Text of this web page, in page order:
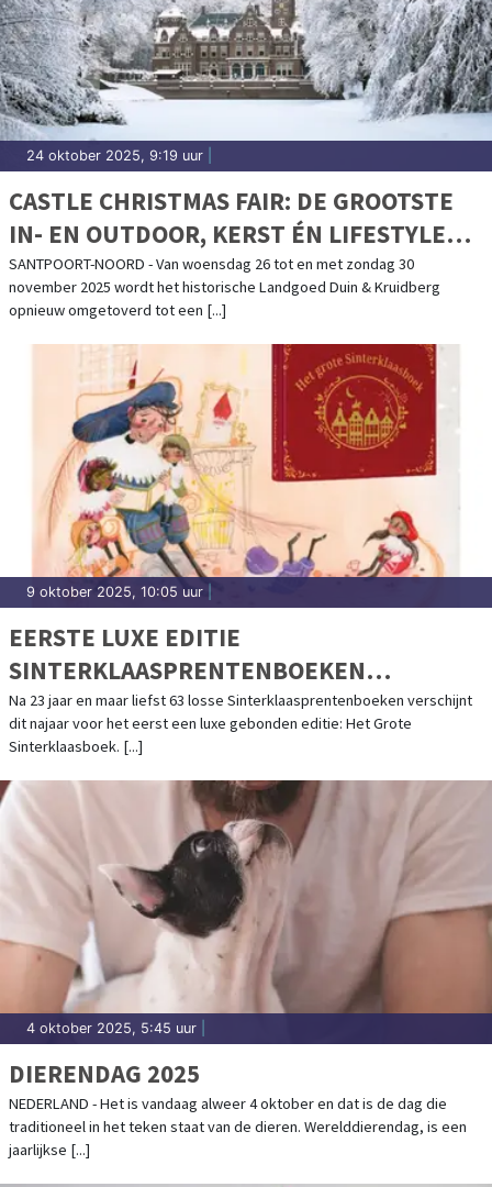
24 oktober 2025, 9:19 uur
CASTLE CHRISTMAS FAIR: DE GROOTSTE
IN- EN OUTDOOR, KERST ÉN LIFESTYLE
FAIR VAN NEDERLAND
SANTPOORT-NOORD - Van woensdag 26 tot en met zondag 30
november 2025 wordt het historische Landgoed Duin & Kruidberg
opnieuw omgetoverd tot een [...]
9 oktober 2025, 10:05 uur
EERSTE LUXE EDITIE
SINTERKLAASPRENTENBOEKEN
GEBUNDELD
Na 23 jaar en maar liefst 63 losse Sinterklaasprentenboeken verschijnt
dit najaar voor het eerst een luxe gebonden editie: Het Grote
Sinterklaasboek. [...]
4 oktober 2025, 5:45 uur
DIERENDAG 2025
NEDERLAND - Het is vandaag alweer 4 oktober en dat is de dag die
traditioneel in het teken staat van de dieren. Werelddierendag, is een
jaarlijkse [...]